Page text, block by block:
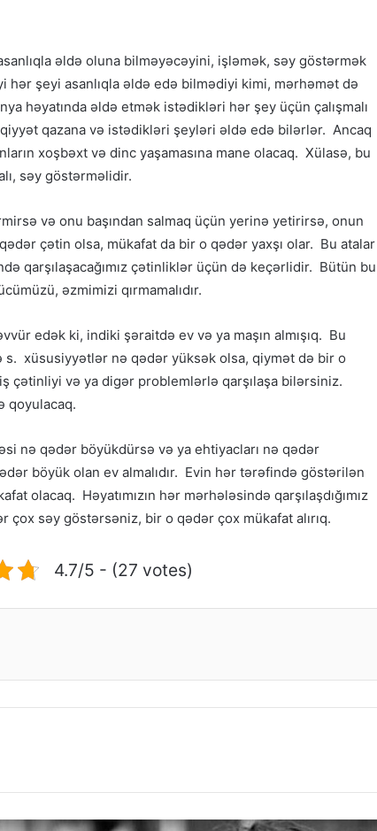
əldə oluna bilməyəcəyini, işləmək, səy göstərmək
hər şeyi asanlıqla əldə edə bilmədiyi kimi, mərhəmət də
həyatında əldə etmək istədikləri hər şey üçün çalışmalı
qazana və istədikləri şeyləri əldə edə bilərlər. Ancaq
xoşbəxt və dinc yaşamasına mane olacaq. Xülasə, bu
səy göstərməlidir.
və onu başından salmaq üçün yerinə yetirirsə, onun
çətin olsa, mükafat da bir o qədər yaxşı olar. Bu atalar
qarşılaşacağımız çətinliklər üçün də keçərlidir. Bütün bu
əzmimizi qırmamalıdır.
edək ki, indiki şəraitdə ev və ya maşın almışıq. Bu
s. xüsusiyyətlər nə qədər yüksək olsa, qiymət də bir o
çətinliyi və ya digər problemlərlə qarşılaşa bilərsiniz.
qoyulacaq.
nə qədər böyükdürsə və ya ehtiyacları nə qədər
böyük olan ev almalıdır. Evin hər tərəfində göstərilən
olacaq. Həyatımızın hər mərhələsində qarşılaşdığımız
səy göstərsəniz, bir o qədər çox mükafat alırıq.
4.7/5 - (27 votes)
Əsil dost necə olmalıdır?
inşa